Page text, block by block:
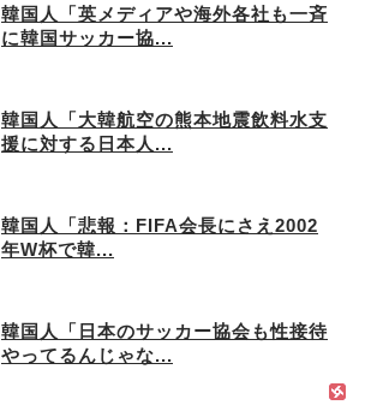
韓国人「英メディアや海外各社も一斉
に韓国サッカー協...
韓国人「大韓航空の熊本地震飲料水支
援に対する日本人...
韓国人「悲報：FIFA会長にさえ2002
年W杯で韓...
韓国人「日本のサッカー協会も性接待
やってるんじゃな...